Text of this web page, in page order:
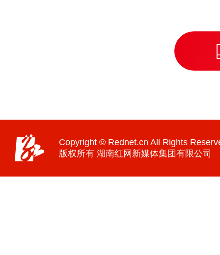
Copyright © Rednet.cn All Rights
版权所有 湖南红网新媒体集团有限公司